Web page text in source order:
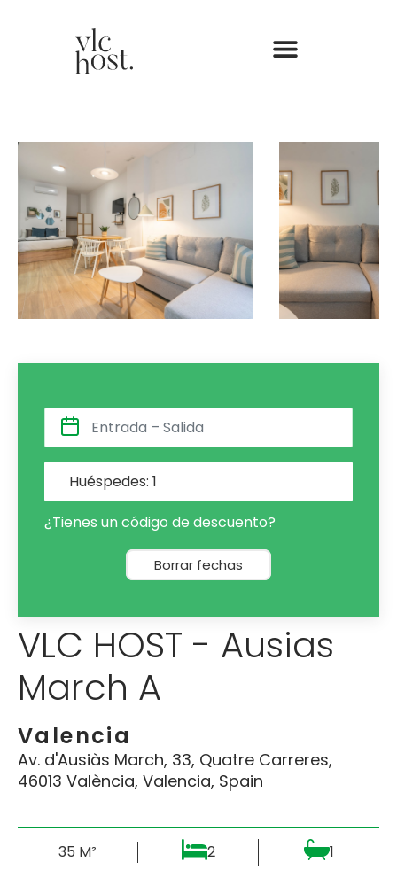
VLC HOST - Ausias
March A
Valencia
Av. d'Ausiàs March, 33, Quatre Carreres,
46013 València, Valencia, Spain
35 M² 2 1
Huéspedes: 1
¿Tienes un código de descuento?
Borrar fechas